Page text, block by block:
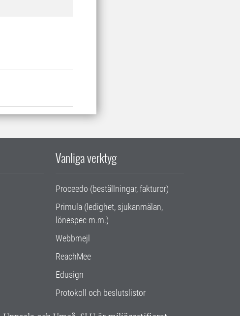
Vanliga verktyg
Proceedo (beställningar, fakturor)
Primula (ledighet, sjukanmälan,
lönespec m.m.)
Webbmejl
ReachMee
Edusign
Protokoll och beslutslistor